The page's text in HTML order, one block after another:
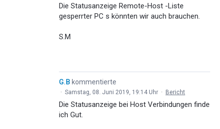
Die Statusanzeige Remote-Host -Liste
gesperrter PC s könnten wir auch brauchen.
S.M
G.B kommentierte
· Samstag, 08. Juni 2019, 19:14 Uhr · Bericht
Die Statusanzeige bei Host Verbindungen finde
ich Gut.